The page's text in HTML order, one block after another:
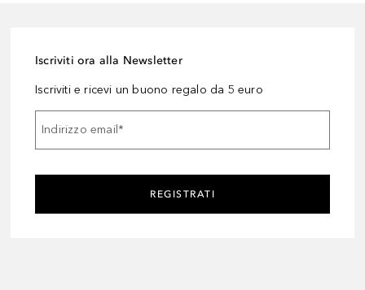
Iscriviti ora alla Newsletter
Iscriviti e ricevi un buono regalo da 5 euro
Indirizzo email*
REGISTRATI